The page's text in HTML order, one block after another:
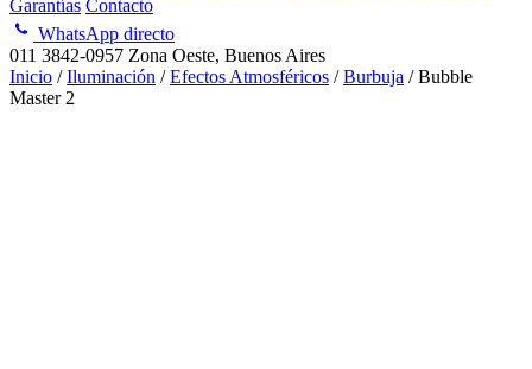
Garantías Contacto
WhatsApp directo
011 3842-0957 Zona Oeste, Buenos Aires
Inicio /Iluminación /Efectos Atmosféricos /Burbuja / Bubble
Master 2